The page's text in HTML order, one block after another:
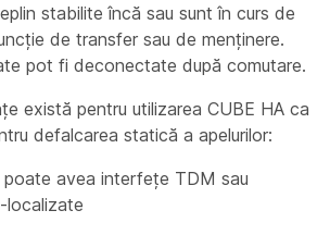
stabilite încă sau sunt în curs de
de transfer sau de menținere.
pot fi deconectate după comutare.
există pentru utilizarea CUBE HA ca
defalcarea statică a apelurilor:
poate avea interfețe TDM sau
localizate